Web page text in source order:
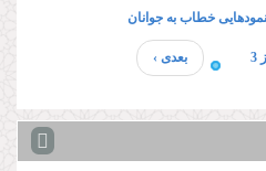
خطاب به جوانان
بعدی ›